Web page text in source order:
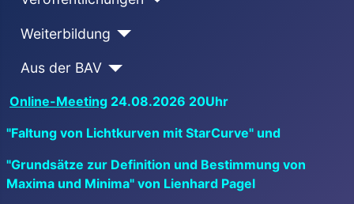
Weiterbildung
Aus der BAV
Online-Meeting 24.08.2026 20Uhr
"Faltung von Lichtkurven mit StarCurve" und
"Grundsätze zur Definition und Bestimmung von
Maxima und Minima" von Lienhard Pagel